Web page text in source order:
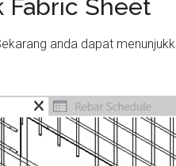
Fabric Sheet
anda dapat